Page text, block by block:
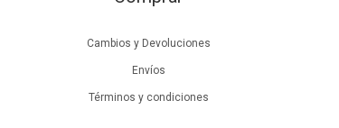
Cambios y Devoluciones
Envíos
Términos y condiciones